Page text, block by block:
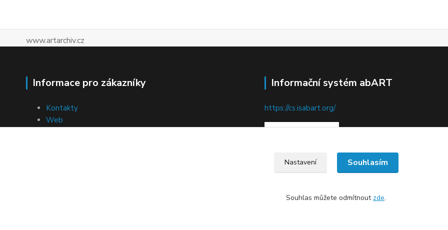
www.artarchiv.cz
Informace pro zákazníky
Kontakty
Web
Informační systém abART
https://cs.isabart.org/
Nastavení Souhlasím
Souhlas můžete odmítnout zde.